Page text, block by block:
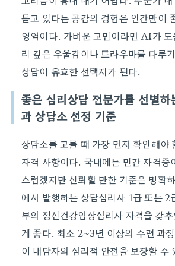
듣고 있다는 공감의 경험은 인간만이
영역이다. 가벼운 고민이라면 AI가
리 깊은 우울감이나 트라우마를 다루
상담이 유효한 선택지가 된다.
좋은 심리상담 전문가를 선별하
과 상담소 선정 기준
상담소를 고를 때 가장 먼저 확인해야
자격 사항이다. 국내에는 민간 자격증
스럽겠지만 신뢰할 만한 기준은 명확
에서 발행하는 상담심리사 1급 또는 2
부의 정신건강임상심리사 자격을 갖
게 좋다. 최소 2~3년 이상의 수련 과
이 내담자의 심리적 안전을 보장할 수